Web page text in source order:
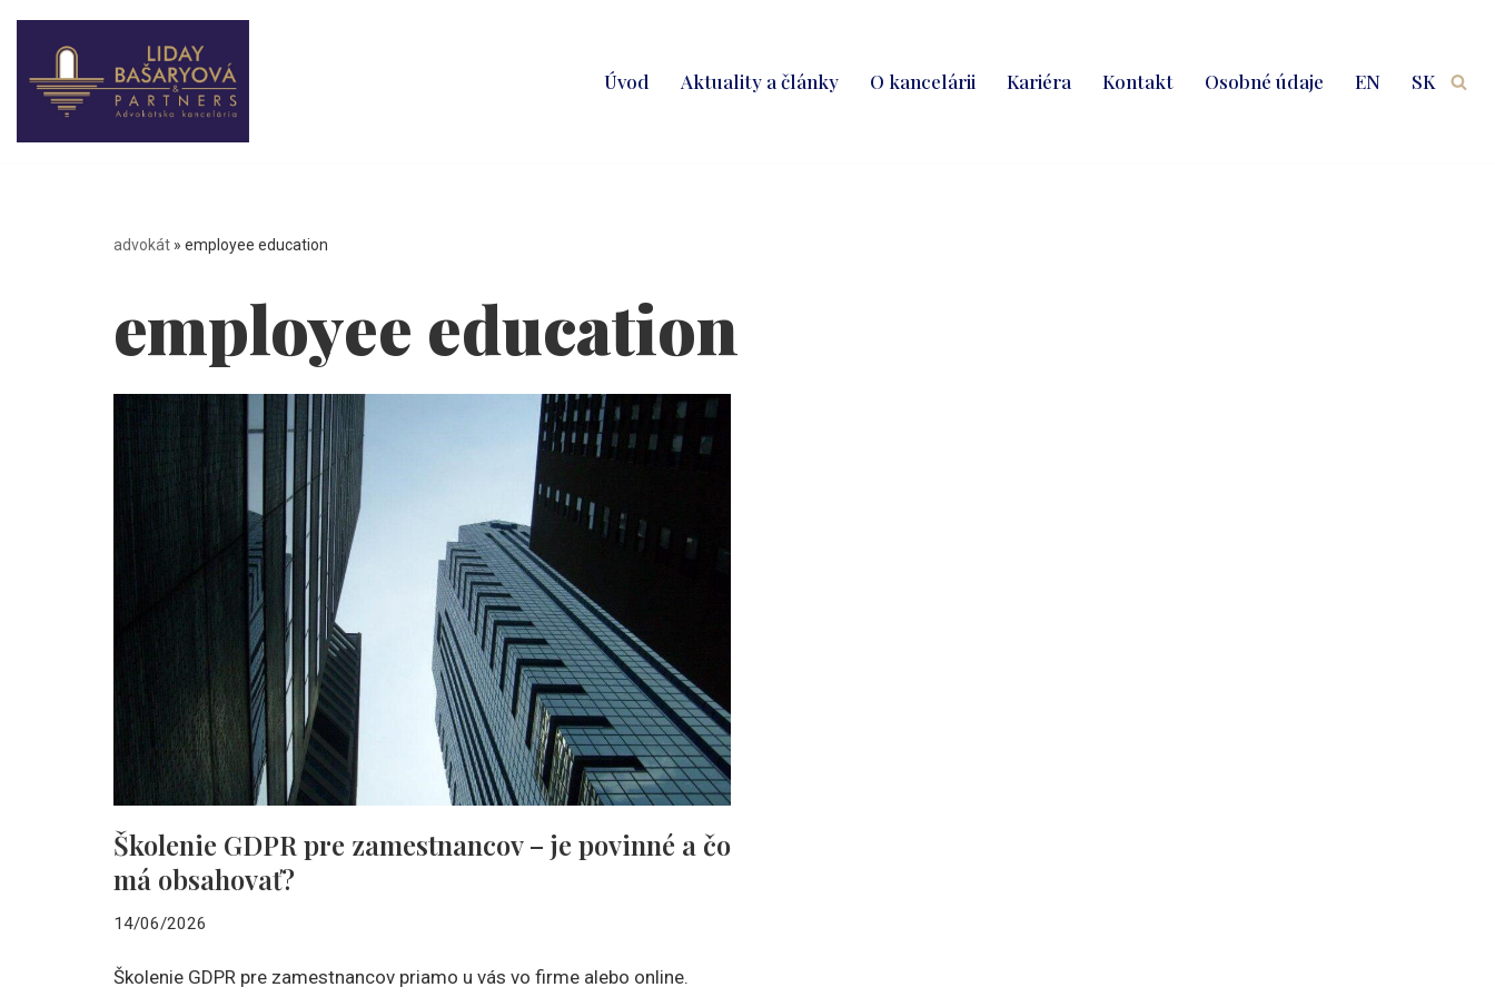
Preskočiť
Úvod Aktuality a články O kancelárii Kariéra Kontakt Osobné údaje EN SK
advokát » employee education
employee education
Školenie GDPR pre zamestnancov – je povinné a čo
má obsahovať?
14/06/2026
Školenie GDPR pre zamestnancov priamo u vás vo firme alebo online.